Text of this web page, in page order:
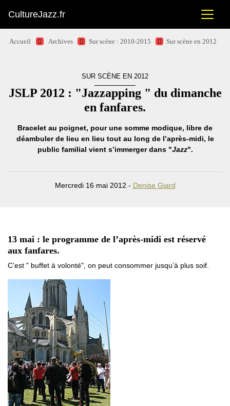
CultureJazz.fr
Accueil Archives Sur scène : 2010-2015 Sur scène en 2012
SUR SCÈNE EN 2012
JSLP 2012 : "Jazzapping " du dimanche
en fanfares.
Bracelet au poignet, pour une somme modique, libre de
déambuler de lieu en lieu tout au long de l’après-midi, le
public familial vient s’immerger dans "Jazz".
Mercredi 16 mai 2012 - Denise Giard
13 mai : le programme de l’après-midi est réservé
aux fanfares.
C’est " buffet à volonté", on peut consommer jusqu’à plus soif.